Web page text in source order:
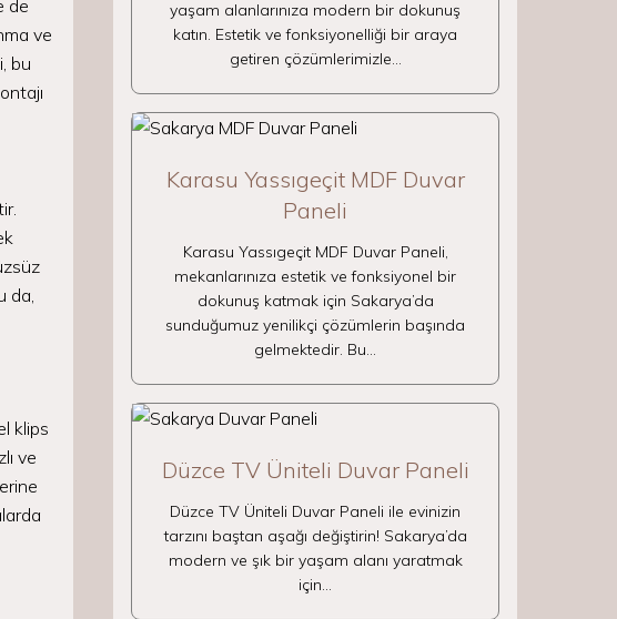
de
ve
bu
da,
klips
ve
yaşam alanlarınıza modern bir dokunuş
katın. Estetik ve fonksiyonelliği bir araya
getiren çözümlerimizle…
Karasu Yassıgeçit MDF Duvar
Paneli
Karasu Yassıgeçit MDF Duvar Paneli,
mekanlarınıza estetik ve fonksiyonel bir
dokunuş katmak için Sakarya’da
sunduğumuz yenilikçi çözümlerin başında
gelmektedir. Bu…
Düzce TV Üniteli Duvar Paneli
Düzce TV Üniteli Duvar Paneli ile evinizin
tarzını baştan aşağı değiştirin! Sakarya’da
modern ve şık bir yaşam alanı yaratmak
için…